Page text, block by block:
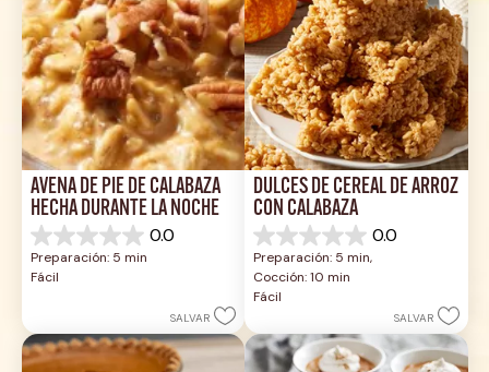
AVENA DE PIE DE CALABAZA
HECHA DURANTE LA NOCHE
0.0
0.0
de
5
Preparación: 5 min
Fácil
SALVAR
DULCES DE CEREAL DE ARROZ
CON CALABAZA
0.0
0.0
de
5
estrellas.
Preparación: 5 min,
Cocción: 10 min
Fácil
SALVAR